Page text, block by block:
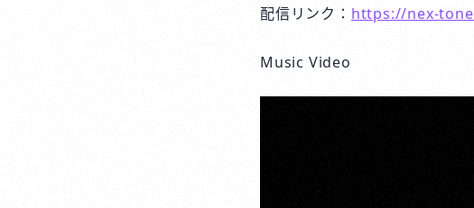
配信リンク： https://nex-
Music Video